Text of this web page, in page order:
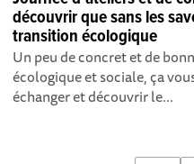
découvrir que sans les
transition écologique
Un peu de concret et de
écologique et sociale, ça
échanger et découvrir le...